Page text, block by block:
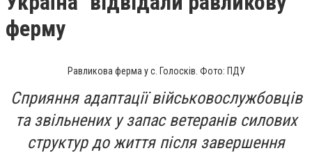
ферму
Равликова ферма у с. Голосків. Фото: ПДУ
Сприяння адаптації військовослужбовців
та звільнених у запас ветеранів силових
структур до життя після завершення